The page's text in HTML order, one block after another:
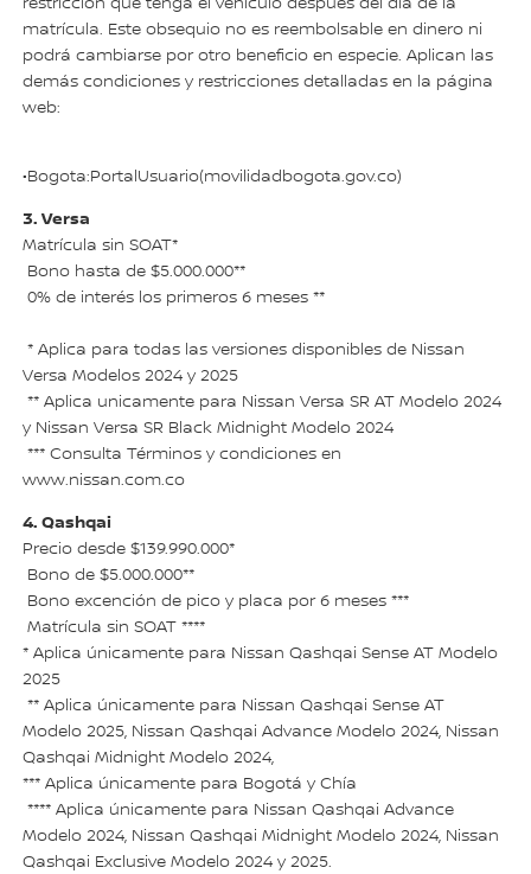
matrícula. Este obsequio no es reembolsable en dinero ni
podrá cambiarse por otro beneficio en especie. Aplican las
demás condiciones y restricciones detalladas en la página
web:
•Bogota:PortalUsuario(movilidadbogota.gov.co)
3. Versa
Matrícula sin SOAT*
Bono hasta de $5.000.000**
0% de interés los primeros 6 meses **
* Aplica para todas las versiones disponibles de Nissan
Versa Modelos 2024 y 2025
** Aplica unicamente para Nissan Versa SR AT Modelo 2024
y Nissan Versa SR Black Midnight Modelo 2024
*** Consulta Términos y condiciones en
www.nissan.com.co
4. Qashqai
Precio desde $139.990.000*
Bono de $5.000.000**
Bono excención de pico y placa por 6 meses ***
Matrícula sin SOAT ****
* Aplica únicamente para Nissan Qashqai Sense AT Modelo
2025
** Aplica únicamente para Nissan Qashqai Sense AT
Modelo 2025, Nissan Qashqai Advance Modelo 2024, Nissan
Qashqai Midnight Modelo 2024,
*** Aplica únicamente para Bogotá y Chía
**** Aplica únicamente para Nissan Qashqai Advance
Modelo 2024, Nissan Qashqai Midnight Modelo 2024, Nissan
Qashqai Exclusive Modelo 2024 y 2025.